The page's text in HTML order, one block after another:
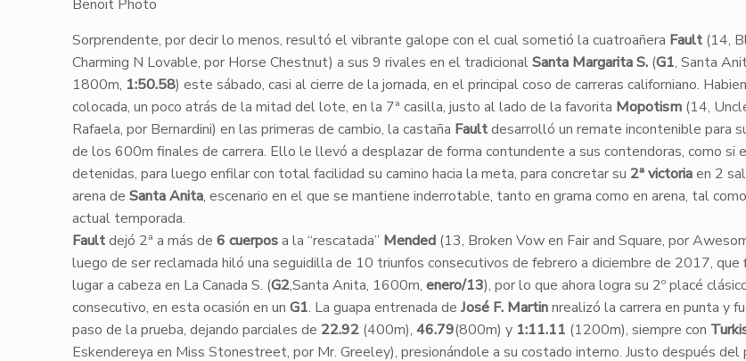
Benoit Photo
​Sorprendente, por decir lo menos, resultó el vibrante galope con el cual sometió la cuatroañera Fault(14,
Charming N Lovable, por Horse Chestnut) a sus 9 rivales en el tradicionalSanta Margarita S.(G1, Santa
1800m, 1:50.58) este sábado, casi al cierre de la jornada, en el principal coso de carreras californiano.
colocada, un poco atrás de la mitad del lote, en la 7ª casilla, justo al lado de la favorita Mopotism(14,
Rafaela, por Bernardini) en las primeras de cambio, la castaña Faultdesarrolló un remate incontenible para
de los 600m finales de carrera. Ello le llevó a desplazar de forma contundente a sus contendoras, como si
detenidas, para luego enfilar con total facilidad su camino hacia la meta, para concretar su 2ª victoriaen 2
arena de Santa Anita, escenario en el que se mantiene inderrotable, tanto en grama como en arena, tal
actual temporada.
Faultdejó 2ª a más de 6 cuerposa la “rescatada” Mended(13, Broken Vow en Fair and Square, por
luego de ser reclamada hiló una seguidilla de 10 triunfos consecutivos de febrero a diciembre de 2017, que
lugar a cabeza en La Canada S. (G2,Santa Anita, 1600m, enero/13), por lo que ahora logra su 2º placé
consecutivo, en esta ocasión en un G1. La guapa entrenada de José F. Martinnrealizó la carrera en punta y
paso de la prueba, dejando parciales de 22.92(400m), 46.79(800m) y 1:11.11 (1200m), siempre con
Eskendereya en Miss Stonestreet, por Mr. Greeley), presionándole a su costado interno. Justo después del